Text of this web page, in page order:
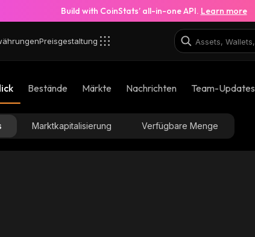
Build with CoinStats’ all-in-one API. Learn more
Preisgestaltung
Bestände Märkte Nachrichten Team-Updates
Marktkapitalisierung Verfügbare Menge